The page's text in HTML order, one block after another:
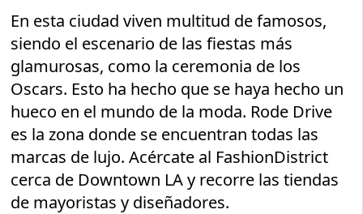
En esta ciudad viven multitud de famosos,
siendo el escenario de las fiestas más
glamurosas, como la ceremonia de los
Oscars. Esto ha hecho que se haya hecho un
hueco en el mundo de la moda. Rode Drive
es la zona donde se encuentran todas las
marcas de lujo. Acércate al FashionDistrict
cerca de Downtown LA y recorre las tiendas
de mayoristas y diseñadores.